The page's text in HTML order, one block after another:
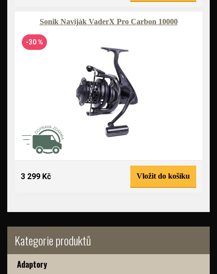
Kategorie produktů
Adaptory
Sonik Naviják VaderX Pro Carbon 10000
-30 %
3 299 Kč Vložit do košíku